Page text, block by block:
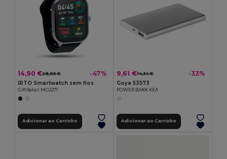
14,90 €28,05 € -47%
IRTO Smartwatch sem fios
GiftRetail MO2271
Adicionar ao Carrinho
9,61 €14,34 € -33%
Goya 53573
POWER BANK KEA
Adicionar ao Carrinho